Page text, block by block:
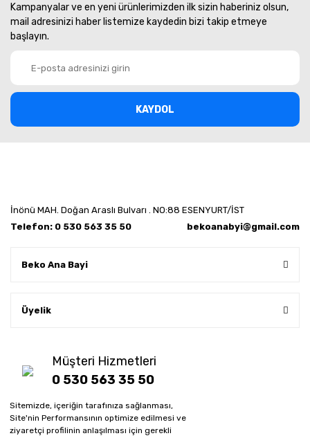
Sitemizde, içeriğin tarafınıza sağlanması,
Site'nin Performansının optimize edilmesi ve
ziyaretçi profilinin anlaşılması için gerekli
Kampanyalar ve en yeni ürünlerimizden ilk sizin haberiniz olsun,
mail adresinizi haber listemize kaydedin bizi takip etmeye
başlayın.
KAYDOL
İnönü MAH. Doğan Araslı Bulvarı . NO:88 ESENYURT/İST
Telefon: 0 530 563 35 50
bekoanabyi@gmail.com
Beko Ana Bayi
Üyelik
Müşteri Hizmetleri
0 530 563 35 50
Whatsapp sipariş hattı
0 530 563 35 50